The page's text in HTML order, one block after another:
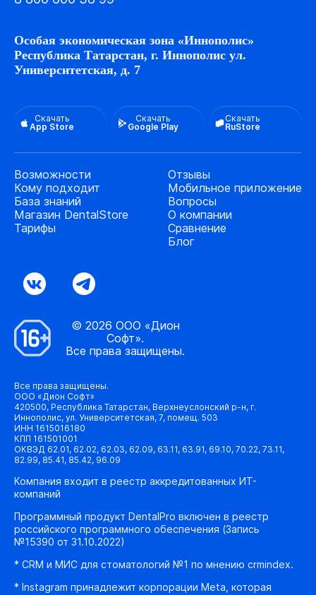
Особая экономическая зона «Иннополис»
Республика Татарстан, г. Иннополис ул.
Университетская, д. 7
Скачать
App Store
Скачать
Google Play
Скачать
RuStore
Возможности
Кому подходит
База знаний
Магазин DentalStore
Тарифы
Отзывы
Мобильное приложение
Вопросы
О компании
Сравнение
Блог
© 2026 ООО «Дион
Софт».
Все права защищены.
Все права защищены.
ООО «Дион Софт»
420500, Республика Татарстан, Верхнеуслонский р-н, г.
Иннополис, ул. Университетская, 7, помещ. 503
ИНН 1615016180
КПП 161501001
ОКВЭД 62.01, 62.02, 62.03, 62.09, 63.11, 63.91, 69.10, 70.22, 73.11,
82.99, 85.41, 85.42, 96.09
Компания входит в реестр аккредитованных ИТ-
компаний
Программный продукт DentalPro включен в реестр
российского программного обеспечения (Запись
№15390 от 31.10.2022)
* CRM и МИС для стоматологий №1 по мнению crmindex.
* Instagram принадлежит корпорации Meta, которая